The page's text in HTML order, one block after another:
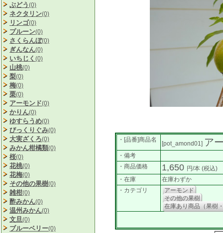
ぶどう (0)
ネクタリン(0)
リンゴ(0)
プルーン(0)
さくらんぼ(0)
ぎんなん(0)
いちじく (0)
山桃(0)
梨(0)
梅(0)
栗(0)
アーモンド(0)
かりん(0)
ゆすらうめ(0)
びっくりぐみ(0)
大実ざくろ(0)
みかん柑橘類(0)
桜(0)
花桃(0)
花梅(0)
その他の果樹(0)
雑柑(0)
酢みかん(0)
温州みかん(0)
文旦(0)
ブルーベリー(0)
・[品番]商品名
[pot_amond01] ア
・備考
・商品価格
1,650 円/本 (税込)
・在庫
在庫わずか
・カテゴリ
アーモンド
その他の果樹
在庫あり商品（果樹